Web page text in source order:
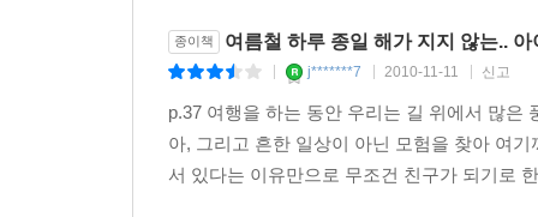
종이책 여름철 하루 종일 해가 지지 않는..
j*******7 2010-11-11 신고
p.37 여행을 하는 동안 우리는 길 위에서 많은
아, 그리고 흔한 일상이 아닌 모험을 찾아 여
서 있다는 이유만으로 무조건 친구가 되기로